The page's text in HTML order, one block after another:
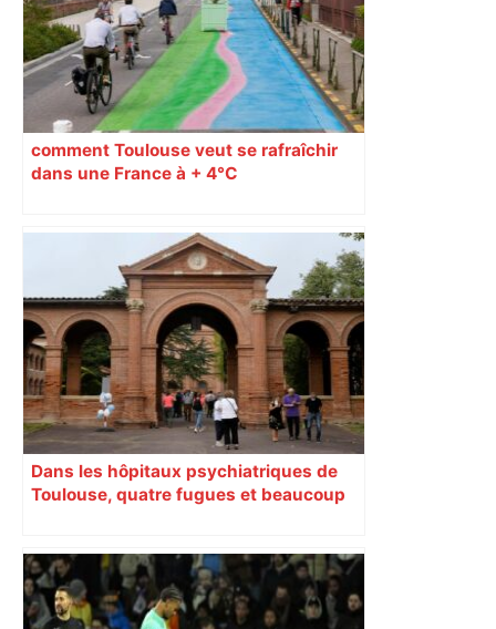
comment Toulouse veut se rafraîchir
dans une France à + 4°C
Dans les hôpitaux psychiatriques de
Toulouse, quatre fugues et beaucoup